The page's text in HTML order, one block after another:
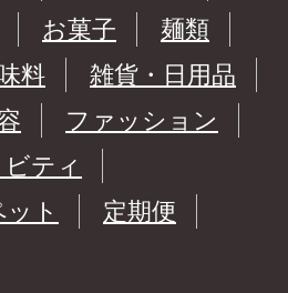
お菓子
麺類
料
雑貨・日用品
ファッション
ティ
ト
定期便